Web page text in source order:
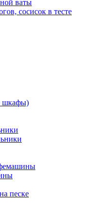
ваты
сосисок в тесте
шкафы)
песке